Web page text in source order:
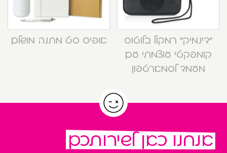
“דינמיק” רמקול בלוטוס
קומפקטי עוצמתי עם
מעמד לסמארטפון
אופיס סט מתנה מושלם
אנחנו כאן לשירותכם